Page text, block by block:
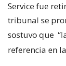
Service fue
tribunal se
sostuvo que
referencia en